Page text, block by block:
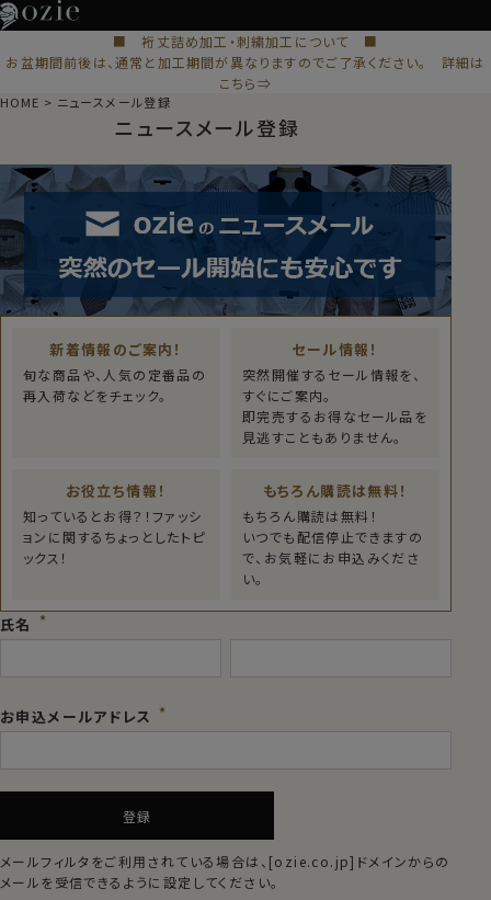
■ 裄丈詰め加工・刺繍加工について ■
お盆期間前後は、通常と加工期間が異なりますのでご了承ください。 詳細は
こちら⇒
HOME ニュースメール登録
ニュースメール登録
新着情報のご案内！
旬な商品や、人気の定番品の
再入荷などをチェック。
セール情報！
突然開催するセール情報を、
すぐにご案内。
即完売するお得なセール品を
見逃すこともありません。
お役立ち情報！
知っているとお得？！ファッシ
ョンに関するちょっとしたトピ
ックス！
もちろん購読は無料！
もちろん購読は無料！
いつでも配信停止できますの
で、お気軽にお申込みくださ
い。
氏名
お申込メールアドレス
登録
メールフィルタをご利用されている場合は、 [ozie.co.jp] ドメインからの
メールを受信できるように設定してください。